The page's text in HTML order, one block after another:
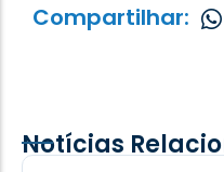
Compartilhar:
Notícias